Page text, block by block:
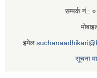
सम्पर्क नं.:
इमेल:
सूचना